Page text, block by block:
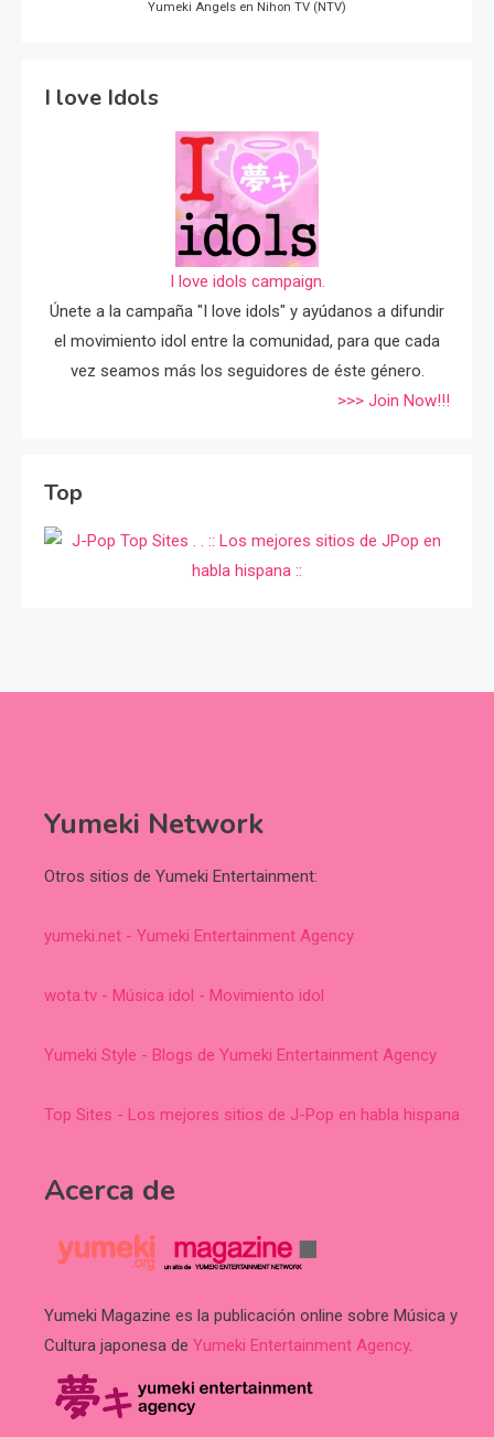
Yumeki Angels en Nihon TV (NTV)
I love Idols
I love idols campaign.
Únete a la campaña "I love idols" y ayúdanos a difundir
el movimiento idol entre la comunidad, para que cada
vez seamos más los seguidores de éste género.
>>> Join Now!!!
Top
Yumeki Network
Otros sitios de Yumeki Entertainment:
yumeki.net - Yumeki Entertainment Agency
wota.tv - Música idol - Movimiento idol
Yumeki Style - Blogs de Yumeki Entertainment Agency
Top Sites - Los mejores sitios de J-Pop en habla hispana
Acerca de
Yumeki Magazine es la publicación online sobre Música y
Cultura japonesa de Yumeki Entertainment Agency.